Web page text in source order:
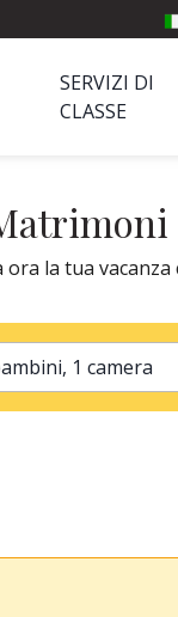
SERVIZI DI
CLASSE
la tua
2 adulti, 0 bambini, 1 camera